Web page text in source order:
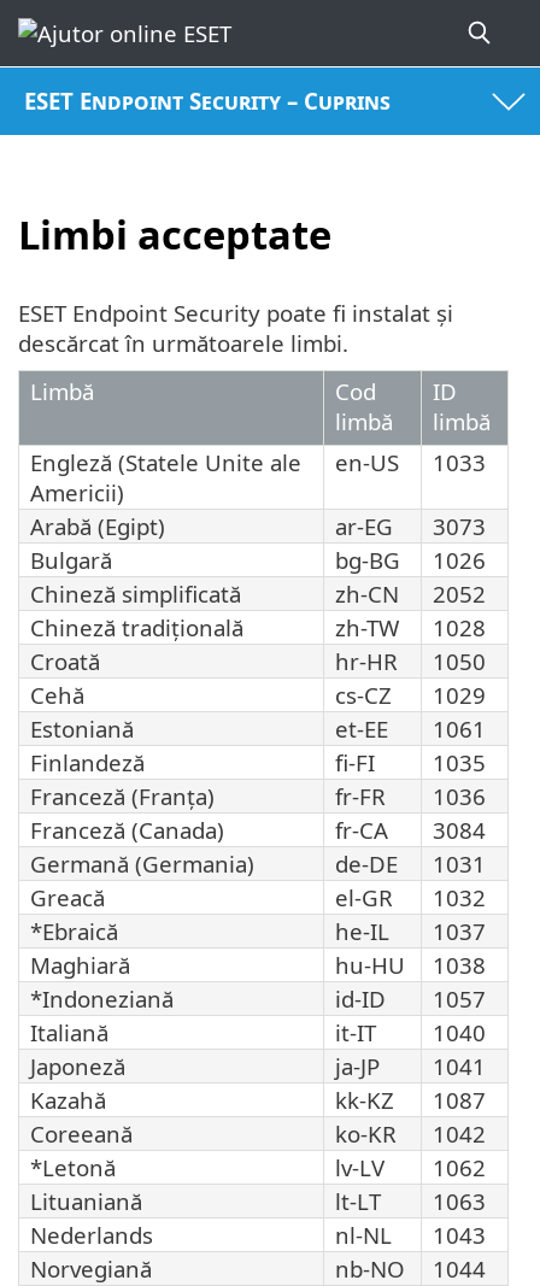
ESET Endpoint Security – Cuprins
Limbi acceptate
ESET Endpoint Security poate fi instalat și
descărcat în următoarele limbi.
Limbă
Cod
limbă
ID
limbă
Engleză (Statele Unite ale
Americii)
en-US 1033
Arabă (Egipt) ar-EG
3073
Bulgară
bg-BG
1026
Chineză simplificată
zh-CN
2052
Chineză tradițională
zh-TW
1028
Croată
hr-HR
1050
Cehă
cs-CZ
1029
Estoniană
et-EE
1061
Finlandeză
fi-FI
1035
Franceză (Franța)
fr-FR
1036
Franceză (Canada)
fr-CA
3084
Germană (Germania)
de-DE
1031
Greacă
el-GR
1032
*Ebraică
he-IL
1037
Maghiară
hu-HU
1038
*Indoneziană
id-ID
1057
Italiană
it-IT
1040
Japoneză
ja-JP
1041
Kazahă
kk-KZ
1087
Coreeană
ko-KR
1042
*Letonă
lv-LV
1062
Lituaniană
lt-LT
1063
Nederlands
nl-NL
1043
Norvegiană
nb-NO
1044